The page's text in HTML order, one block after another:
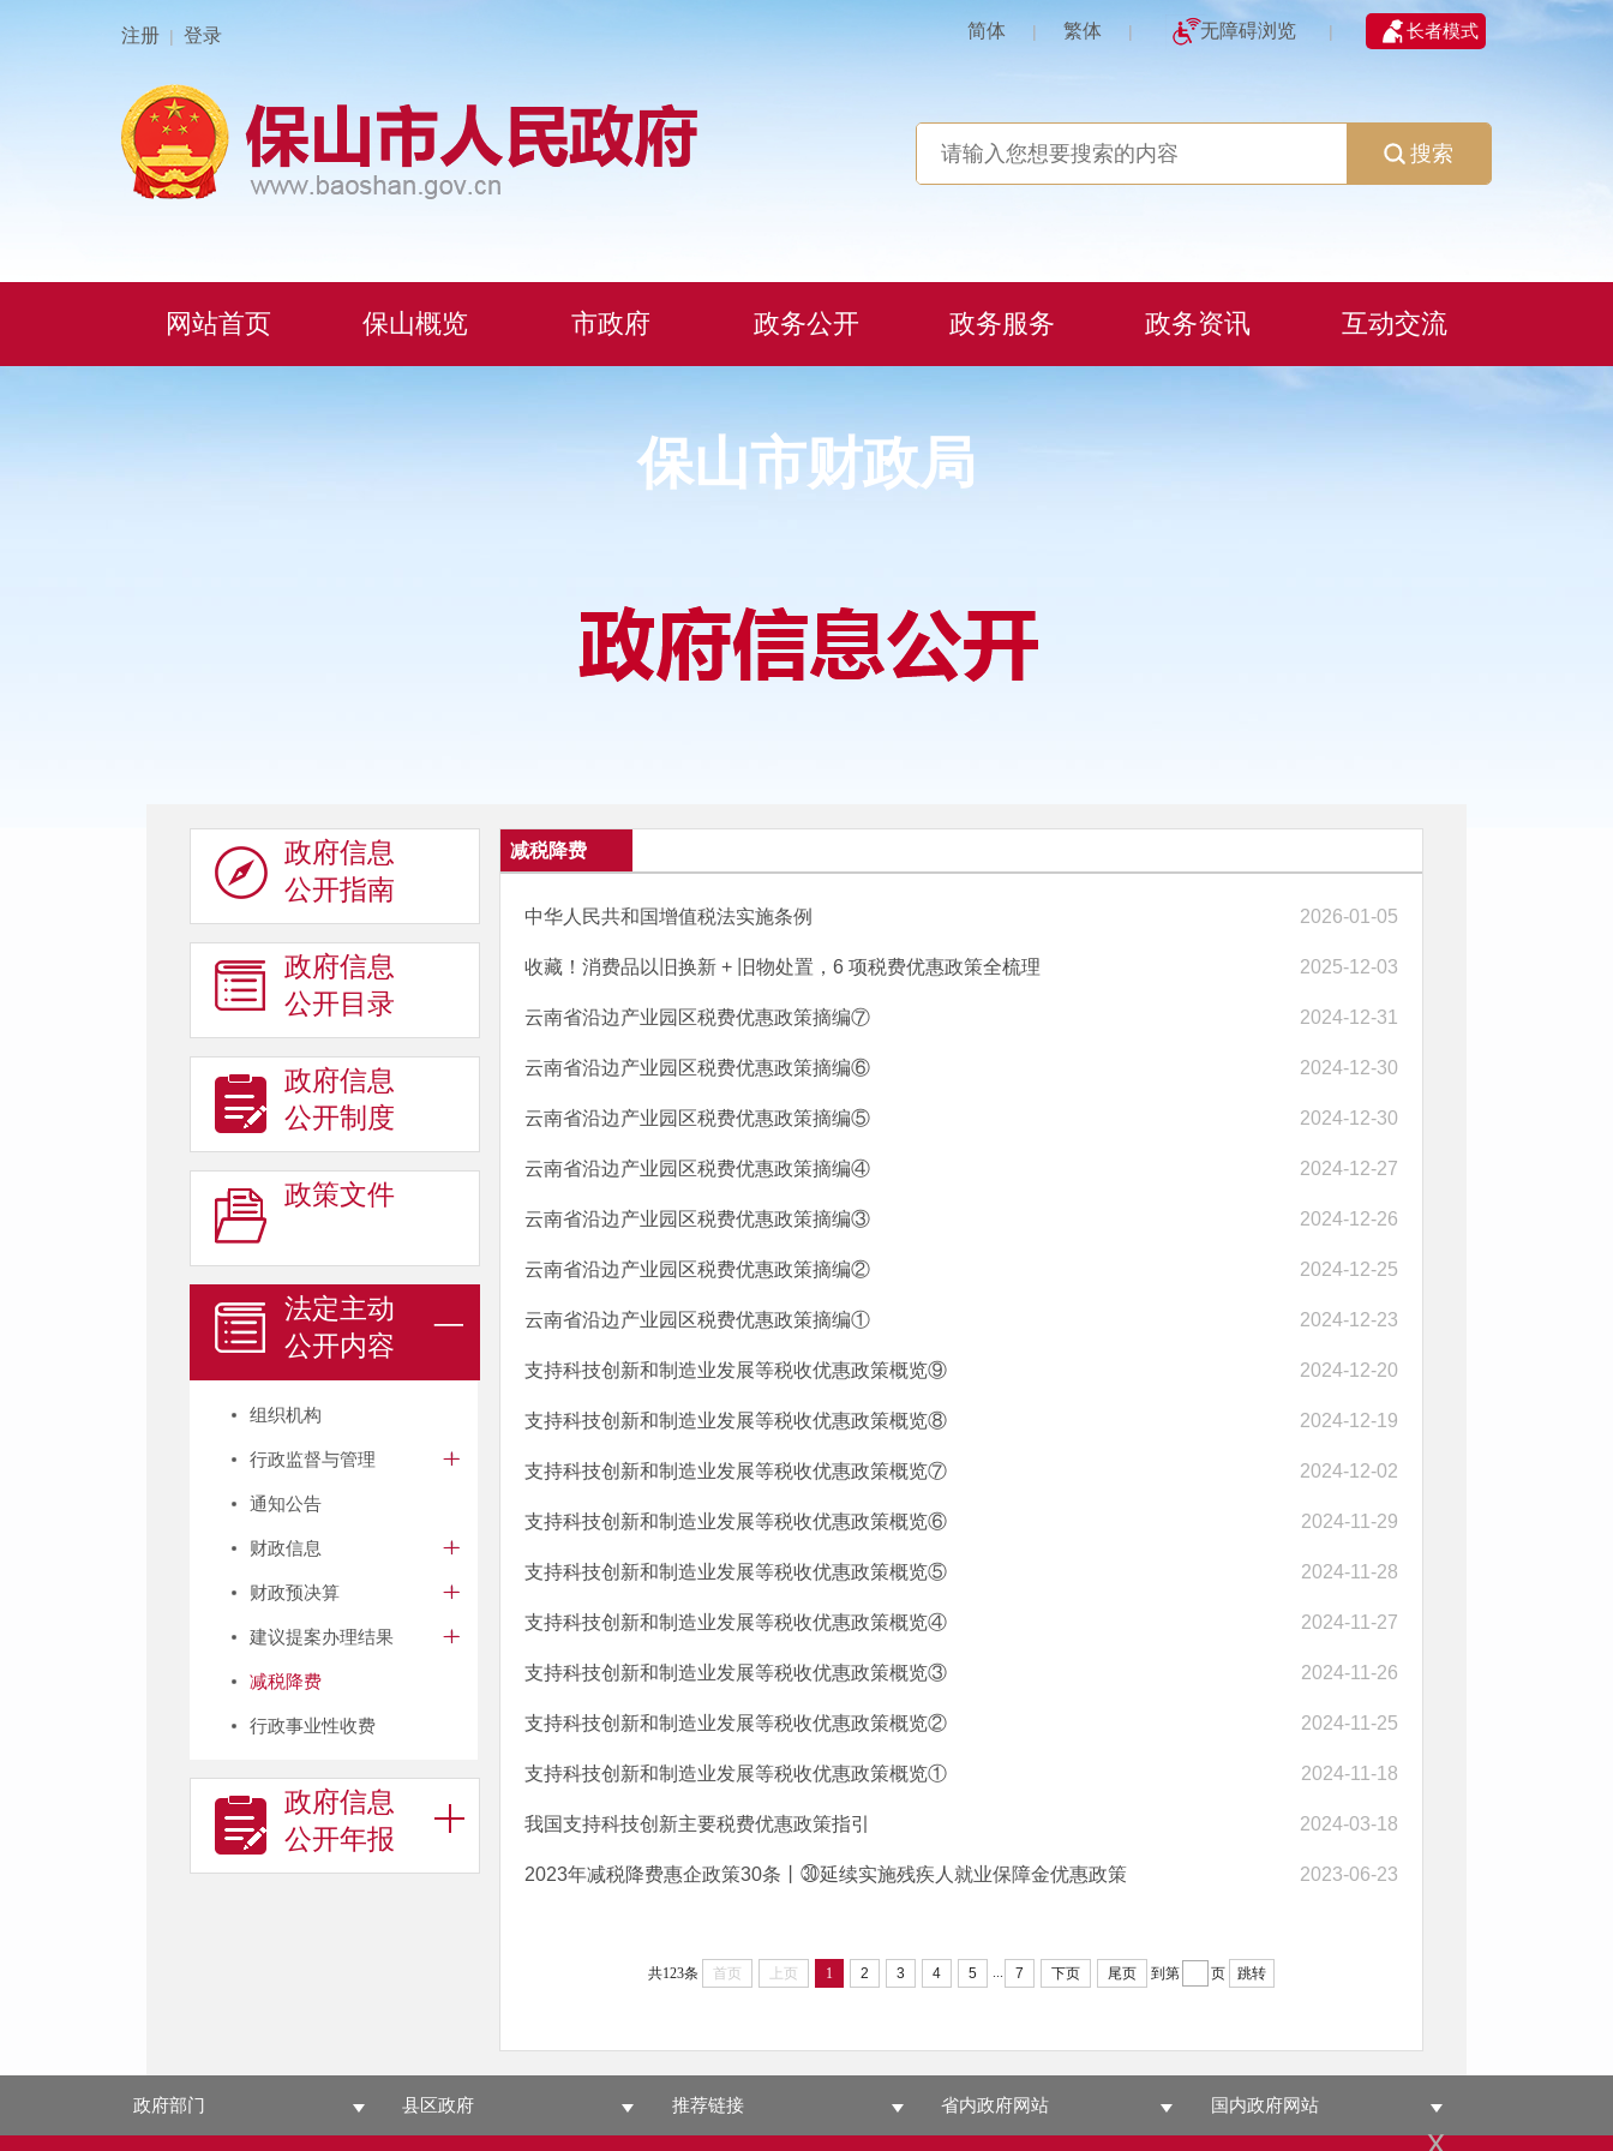
注册 | 登录 简体 | 繁体 | 无障碍浏览 | 长者模式
x
搜索
网站首页 保山概览 市政府 政务公开 政务服务 政务资讯 互动交流
保山市财政局
政府信息
公开指南
政府信息
公开目录
政府信息
公开制度
政策文件
法定主动
公开内容
组织机构
行政监督与管理
通知公告
财政信息
财政预决算
建议提案办理结果
减税降费
行政事业性收费
政府信息
公开年报
减税降费
中华人民共和国增值税法实施条例 2026-01-05
收藏！消费品以旧换新 + 旧物处置，6 项税费优惠政策全梳理 2025-12-03
云南省沿边产业园区税费优惠政策摘编⑦ 2024-12-31
云南省沿边产业园区税费优惠政策摘编⑥ 2024-12-30
云南省沿边产业园区税费优惠政策摘编⑤ 2024-12-30
云南省沿边产业园区税费优惠政策摘编④ 2024-12-27
云南省沿边产业园区税费优惠政策摘编③ 2024-12-26
云南省沿边产业园区税费优惠政策摘编② 2024-12-25
云南省沿边产业园区税费优惠政策摘编① 2024-12-23
支持科技创新和制造业发展等税收优惠政策概览⑨ 2024-12-20
支持科技创新和制造业发展等税收优惠政策概览⑧ 2024-12-19
支持科技创新和制造业发展等税收优惠政策概览⑦ 2024-12-02
支持科技创新和制造业发展等税收优惠政策概览⑥ 2024-11-29
支持科技创新和制造业发展等税收优惠政策概览⑤ 2024-11-28
支持科技创新和制造业发展等税收优惠政策概览④ 2024-11-27
支持科技创新和制造业发展等税收优惠政策概览③ 2024-11-26
支持科技创新和制造业发展等税收优惠政策概览② 2024-11-25
支持科技创新和制造业发展等税收优惠政策概览① 2024-11-18
我国支持科技创新主要税费优惠政策指引 2024-03-18
2023年减税降费惠企政策30条丨㉚延续实施残疾人就业保障金优惠政策 2023-06-23
共123条 首页 上页 1 2 3 4 5 ... 7 下页 尾页 到第 页 跳转
政府部门 县区政府 推荐链接 省内政府网站 国内政府网站